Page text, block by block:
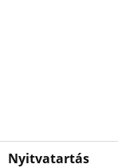
Nyitvatartás